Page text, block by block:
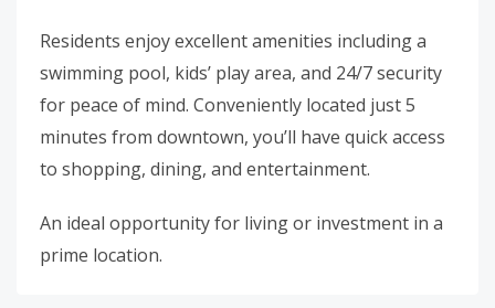
Residents enjoy excellent amenities including a
swimming pool, kids’ play area, and 24/7 security
for peace of mind. Conveniently located just 5
minutes from downtown, you’ll have quick access
to shopping, dining, and entertainment.
An ideal opportunity for living or investment in a
prime location.